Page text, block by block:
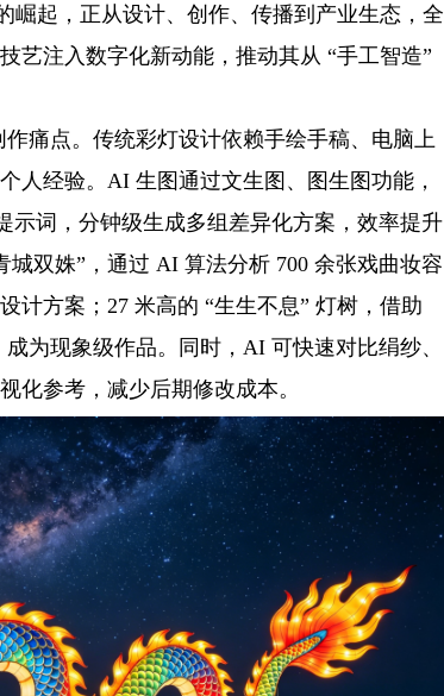
崛起，正从设计、创作、传播到产业生态，全
艺注入数字化新动能，推动其从 “手工智造”
痛点。传统彩灯设计依赖手绘手稿、电脑上
人经验。AI 生图通过文生图、图生图功能，
示词，分钟级生成多组差异化方案，效率提升
城双姝”，通过 AI 算法分析 700 余张戏曲妆容
计方案；27 米高的 “生生不息” 灯树，借助
为现象级作品。同时，AI 可快速对比绢纱、
化参考，减少后期修改成本。